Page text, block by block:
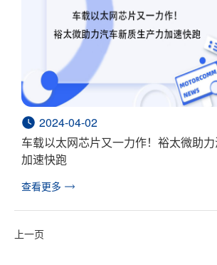
2024-04-02
车载以太网芯片又一力作！裕太微助
加速快跑
查看更多
上一页